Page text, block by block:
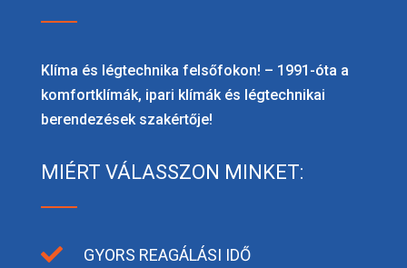
Klíma és légtechnika felsőfokon! – 1991-óta a
komfortklímák, ipari klímák és légtechnikai
berendezések szakértője!
MIÉRT VÁLASSZON MINKET:
 GYORS REAGÁLÁSI IDŐ